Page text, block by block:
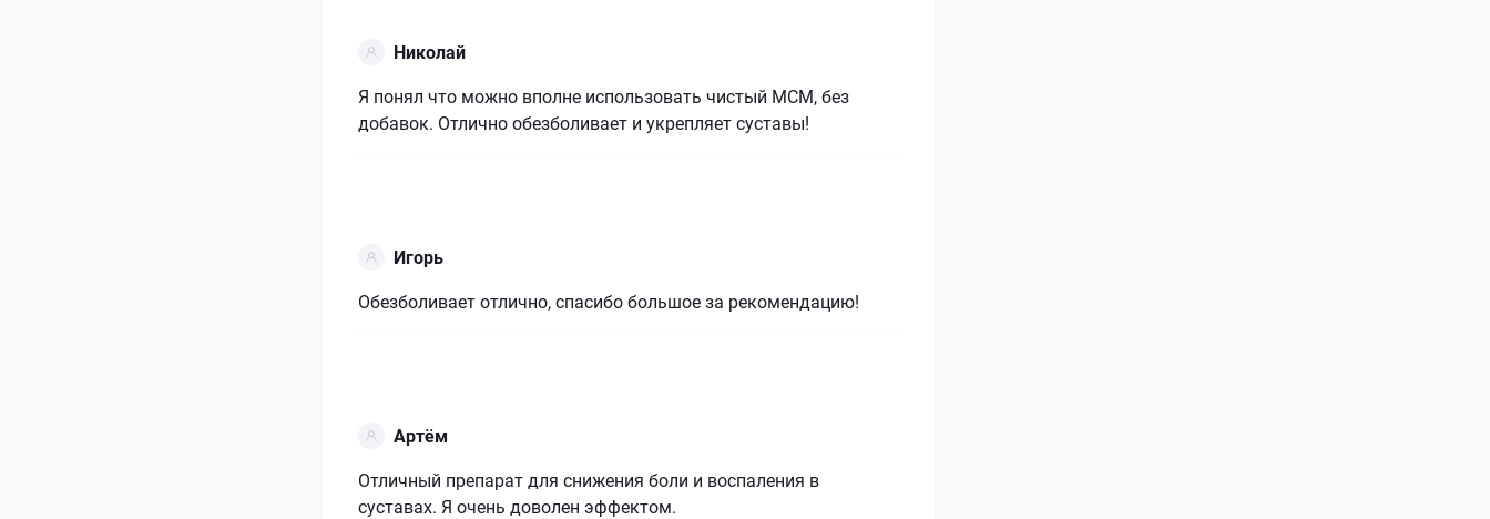
Николай
Я понял что можно вполне использовать чистый МСМ, без
добавок. Отлично обезболивает и укрепляет суставы!
Игорь
Обезболивает отлично, спасибо большое за рекомендацию!
Артём
Отличный препарат для снижения боли и воспаления в
суставах. Я очень доволен эффектом.